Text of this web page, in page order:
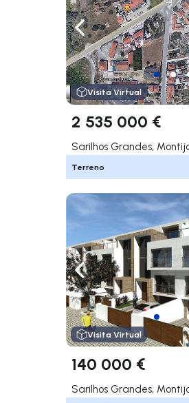
Navegação para a
Visita Virtual
2 535 000 €
Sarilhos Grandes,
Terreno
Navegação para a
Visita Virtual
140 000 €
Sarilhos Grandes,